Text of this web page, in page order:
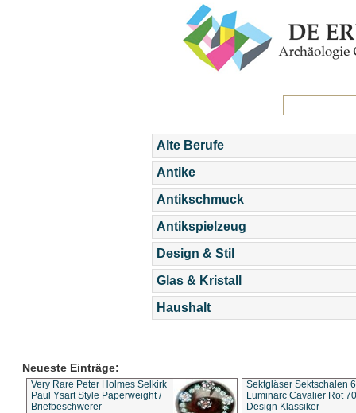
Alte Berufe
Antike
Antikschmuck
Antikspielzeug
Design & Stil
Glas & Kristall
Haushalt
Neueste Einträge:
Very Rare Peter Holmes Selkirk
Paul Ysart Style Paperweight /
Briefbeschwerer
Sektgläser Sektschalen
Luminarc Cavalier Rot
Design Klassiker